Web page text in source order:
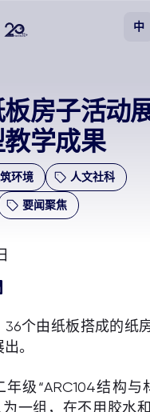
中
房子活动
学成果
环境 人文社科
要闻聚焦
36个由纸板搭成的纸
。
年级“ARC104结构与
一组，在不用胶水